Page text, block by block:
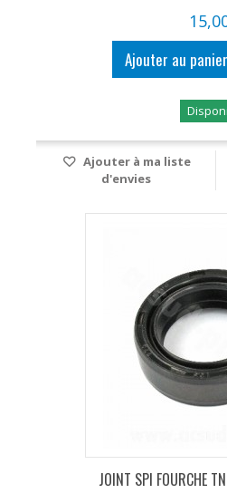
Ajouter au panier
Ajouter à ma liste
d'envies
JOINT SPI FOURCHE